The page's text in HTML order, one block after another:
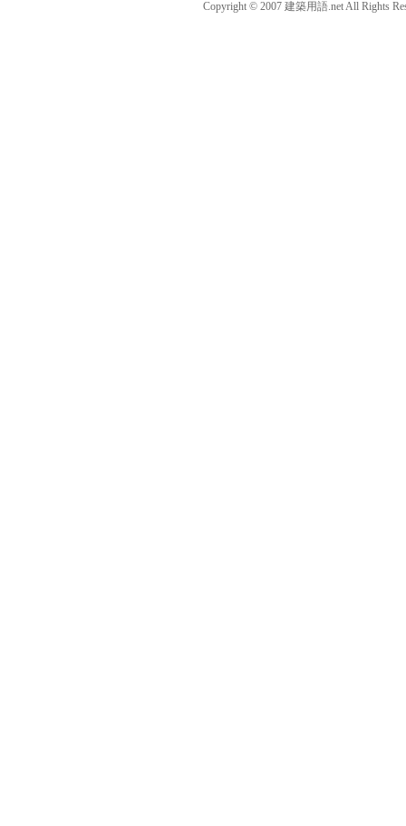
Copyright © 2007 建築用語.net All Rights